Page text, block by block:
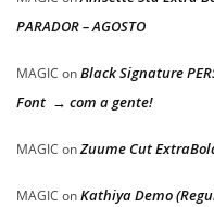
PARADOR – AGOSTO
MAGIC onBlack Signature
Font → com a gente!
MAGIC onZuume Cut
MAGIC onKathiya Demo